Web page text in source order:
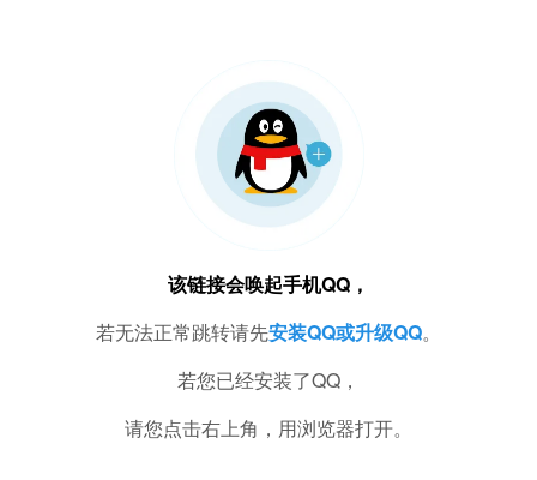
该链接会唤起手机QQ，
若无法正常跳转请先安装QQ或升级QQ。
若您已经安装了QQ，
请您点击右上角，用浏览器打开。